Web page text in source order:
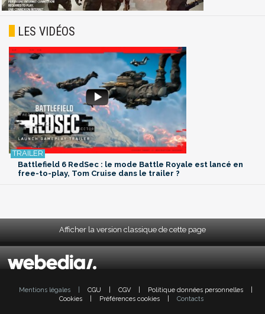
LES VIDÉOS
Battlefield 6 RedSec : le mode Battle Royale est lancé en
free-to-play, Tom Cruise dans le trailer ?
Afficher la version classique de cette page
Mentions légales CGU CGV Politique données personnelles
Cookies
Préférences cookies Contacts